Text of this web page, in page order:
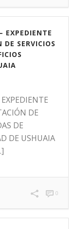
EXPEDIENTE
SERVICIOS
DE
DE
DE USHUAIA
0